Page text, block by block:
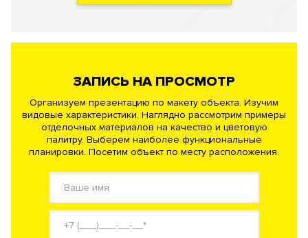
ЗАПИСЬ НА ПРОСМОТР
Организуем презентацию по макету объекта. Изучим
видовые характеристики. Наглядно рассмотрим примеры
отделочных материалов на качество и цветовую
палитру. Выберем наиболее функциональные
планировки. Посетим объект по месту расположения.